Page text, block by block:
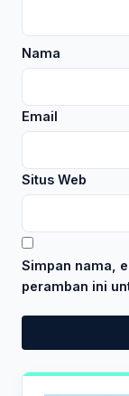
Nama
Email
Situs Web
Simpan nama,
peramban ini